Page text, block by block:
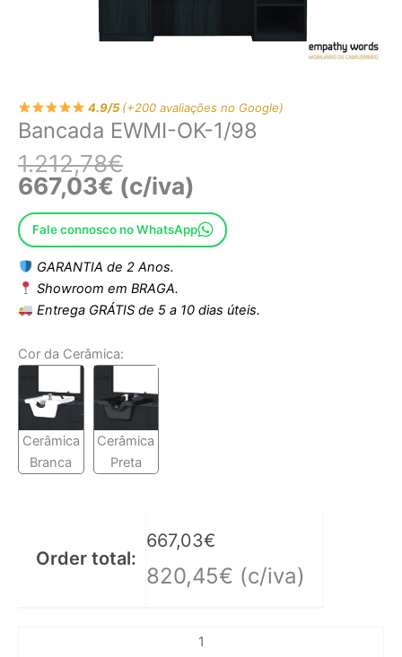
4.9/5(+200 avaliações no Google)
Bancada EWMI-OK-1/98
1.212,78€
667,03€ (c/iva)
Fale connosco no WhatsApp
GARANTIA de 2 Anos.
Showroom em BRAGA.
Entrega GRÁTIS de 5 a 10 dias úteis.
Cor da Cerâmica:
Cerâmica
Branca
Cerâmica
Preta
Order total:
667,03€
820,45€ (c/iva)